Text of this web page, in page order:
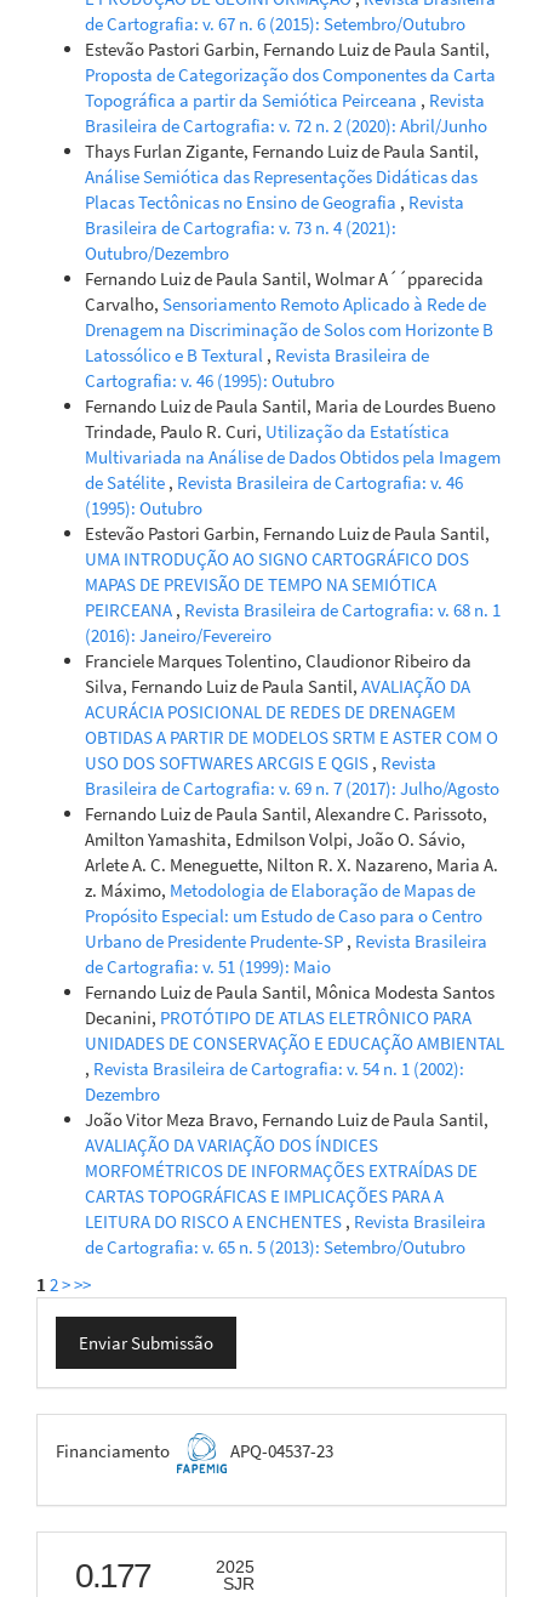
de Cartografia: v. 67 n. 6 (2015): Setembro/Outubro
Estevão Pastori Garbin, Fernando Luiz de Paula Santil,
Proposta de Categorização dos Componentes da Carta
Topográfica a partir da Semiótica Peirceana , Revista
Brasileira de Cartografia: v. 72 n. 2 (2020): Abril/Junho
Thays Furlan Zigante, Fernando Luiz de Paula Santil,
Análise Semiótica das Representações Didáticas das
Placas Tectônicas no Ensino de Geografia , Revista
Brasileira de Cartografia: v. 73 n. 4 (2021):
Outubro/Dezembro
Fernando Luiz de Paula Santil, Wolmar A´´pparecida
Carvalho, Sensoriamento Remoto Aplicado à Rede de
Drenagem na Discriminação de Solos com Horizonte B
Latossólico e B Textural , Revista Brasileira de
Cartografia: v. 46 (1995): Outubro
Fernando Luiz de Paula Santil, Maria de Lourdes Bueno
Trindade, Paulo R. Curi, Utilização da Estatística
Multivariada na Análise de Dados Obtidos pela Imagem
de Satélite , Revista Brasileira de Cartografia: v. 46
(1995): Outubro
Estevão Pastori Garbin, Fernando Luiz de Paula Santil,
UMA INTRODUÇÃO AO SIGNO CARTOGRÁFICO DOS
MAPAS DE PREVISÃO DE TEMPO NA SEMIÓTICA
PEIRCEANA , Revista Brasileira de Cartografia: v. 68 n. 1
(2016): Janeiro/Fevereiro
Franciele Marques Tolentino, Claudionor Ribeiro da
Silva, Fernando Luiz de Paula Santil, AVALIAÇÃO DA
ACURÁCIA POSICIONAL DE REDES DE DRENAGEM
OBTIDAS A PARTIR DE MODELOS SRTM E ASTER COM O
USO DOS SOFTWARES ARCGIS E QGIS , Revista
Brasileira de Cartografia: v. 69 n. 7 (2017): Julho/Agosto
Fernando Luiz de Paula Santil, Alexandre C. Parissoto,
Amilton Yamashita, Edmilson Volpi, João O. Sávio,
Arlete A. C. Meneguette, Nilton R. X. Nazareno, Maria A.
z. Máximo, Metodologia de Elaboração de Mapas de
Propósito Especial: um Estudo de Caso para o Centro
Urbano de Presidente Prudente-SP , Revista Brasileira
de Cartografia: v. 51 (1999): Maio
Fernando Luiz de Paula Santil, Mônica Modesta Santos
Decanini, PROTÓTIPO DE ATLAS ELETRÔNICO PARA
UNIDADES DE CONSERVAÇÃO E EDUCAÇÃO AMBIENTAL
, Revista Brasileira de Cartografia: v. 54 n. 1 (2002):
Dezembro
João Vitor Meza Bravo, Fernando Luiz de Paula Santil,
AVALIAÇÃO DA VARIAÇÃO DOS ÍNDICES
MORFOMÉTRICOS DE INFORMAÇÕES EXTRAÍDAS DE
CARTAS TOPOGRÁFICAS E IMPLICAÇÕES PARA A
LEITURA DO RISCO A ENCHENTES , Revista Brasileira
de Cartografia: v. 65 n. 5 (2013): Setembro/Outubro
1 2>>>
Enviar
Submissão
Enviar Submissão
FAPEMIG
Financiamento APQ-04537-23
scimago
0.177
2025
SJR